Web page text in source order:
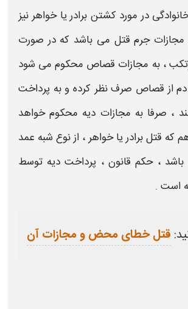
در مورد کشتن برادر یا خواهر نیز
مجازات جرم قتل می باشد که در صورت
، به مجازات قصاص محکوم می شود
از قصاص صرف نظر کرده و به پرداخت
، صرفا به مجازات دیه محکوم خواهد
که قتل برادر یا خواهر ، از نوع شبه عمد
، حکم قانون ، پرداخت دیه توسط
است .
قتل خطای محض و مجازات آن